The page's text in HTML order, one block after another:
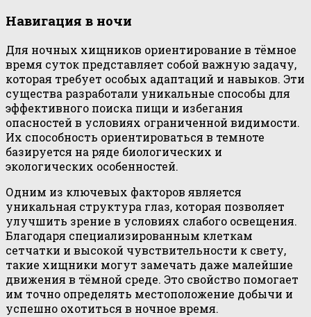
Навигация в ночи
Для ночных хищников ориентирование в тёмное
время суток представляет собой важную задачу,
которая требует особых адаптаций и навыков. Эти
существа разработали уникальные способы для
эффективного поиска пищи и избегания
опасностей в условиях ограниченной видимости.
Их способность ориентироваться в темноте
базируется на ряде биологических и
экологических особенностей.
Одним из ключевых факторов является
уникальная структура глаз, которая позволяет
улучшить зрение в условиях слабого освещения.
Благодаря специализированным клеткам
сетчатки и высокой чувствительности к свету,
такие хищники могут замечать даже малейшие
движения в тёмной среде. Это свойство помогает
им точно определять местоположение добычи и
успешно охотиться в ночное время.